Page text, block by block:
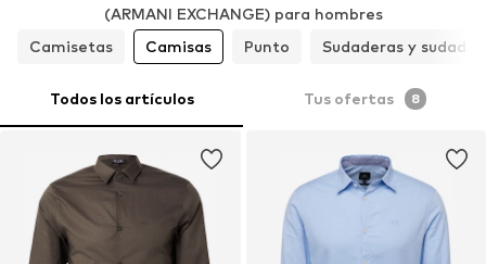
(ARMANI EXCHANGE) para hombres
Camisetas
Camisas Punto Sudaderas y
Todos los artículos Tus ofertas 8